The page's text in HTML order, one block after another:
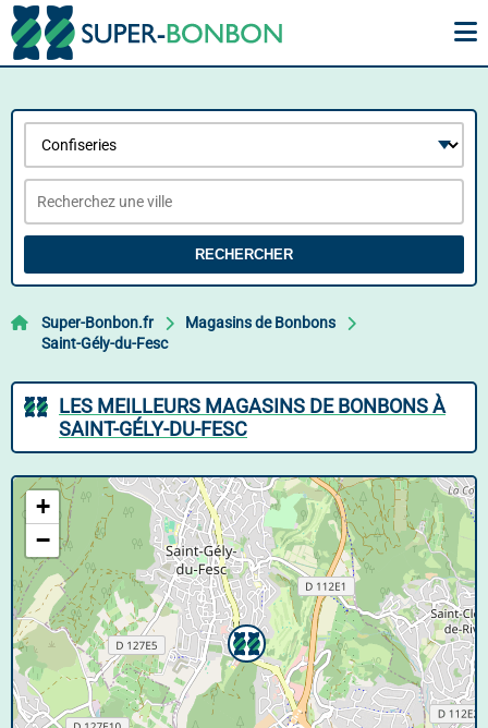
RECHERCHER
Super-Bonbon.fr
Magasins de Bonbons
Saint-Gély-du-Fesc
LES MEILLEURS MAGASINS DE BONBONS À
SAINT-GÉLY-DU-FESC
+
−